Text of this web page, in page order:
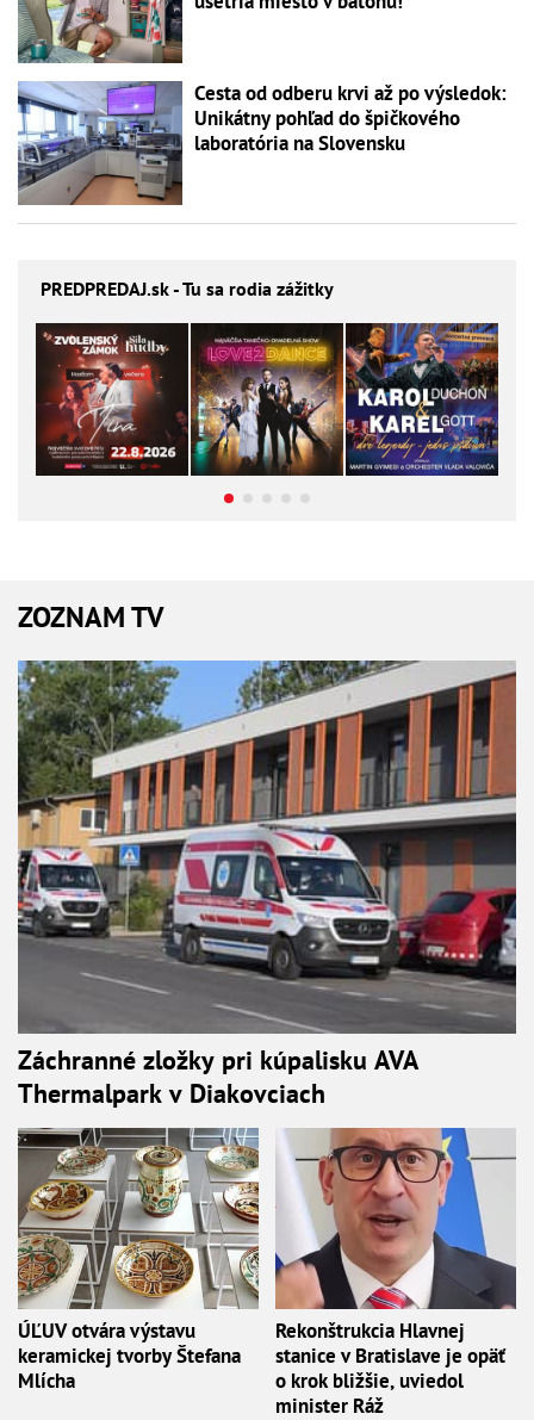
Cesta od odberu krvi až po výsledok:
Unikátny pohľad do špičkového
laboratória na Slovensku
PREDPREDAJ.sk - Tu sa rodia zážitky
ZOZNAM TV
Záchranné zložky pri kúpalisku AVA
Thermalpark v Diakovciach
ÚĽUV otvára výstavu
keramickej tvorby Štefana
Mlícha
Rekonštrukcia Hlavnej
stanice v Bratislave je opäť
o krok bližšie, uviedol
minister Ráž